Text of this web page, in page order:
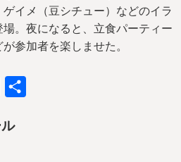
イメ（豆シチュー）などのイラ
。夜になると、立食パーティー
参加者を楽しませた。
Email